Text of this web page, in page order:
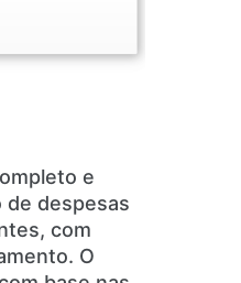
e
de despesas
com
O